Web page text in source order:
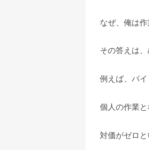
なぜ、俺は
その答えは、
例えば、バ
個人の作業
対価がゼロ